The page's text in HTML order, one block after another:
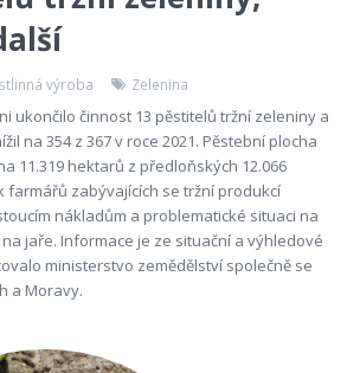
výroba Zelenina
ukončilo činnost 13 pěstitelů tržní zeleniny a
na 354 z 367 v roce 2021. Pěstební plocha
11.319 hektarů z předloňských 12.066
farmářů zabývajících se tržní produkcí
nákladům a problematické situaci na
jaře. Informace je ze situační a výhledové
ministerstvo zemědělství společně se
a Moravy.